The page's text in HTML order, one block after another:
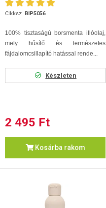
Cikksz. BIP5056
100% tisztaságú borsmenta illóolaj,
mely hűsítő és természetes
fájdalomcsillapító hatással rende...
Készleten
2 495 Ft
Kosárba rakom